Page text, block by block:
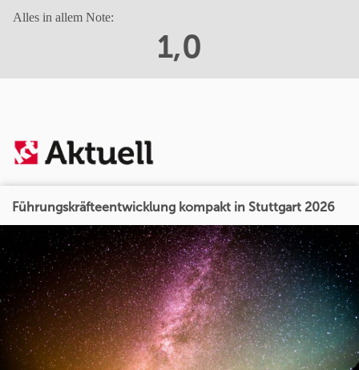
Alles in allem Note:
1,0
Führungskräfteentwicklung kompakt in Stuttgart 2026